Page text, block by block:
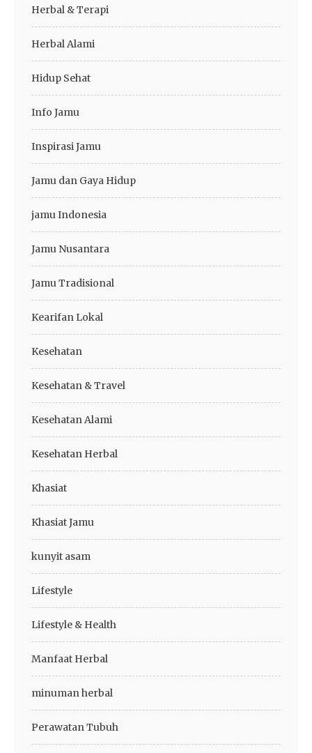
Herbal & Terapi
Herbal Alami
Hidup Sehat
Info Jamu
Inspirasi Jamu
Jamu dan Gaya Hidup
jamu Indonesia
Jamu Nusantara
Jamu Tradisional
Kearifan Lokal
Kesehatan
Kesehatan & Travel
Kesehatan Alami
Kesehatan Herbal
Khasiat
Khasiat Jamu
kunyit asam
Lifestyle
Lifestyle & Health
Manfaat Herbal
minuman herbal
Perawatan Tubuh